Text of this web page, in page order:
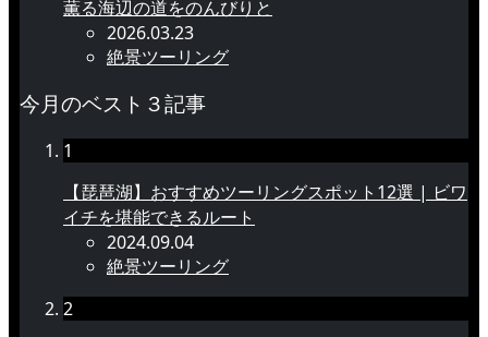
薫る海辺の道をのんびりと
2026.03.23
絶景ツーリング
今月のベスト３記事
1
【琵琶湖】おすすめツーリングスポット12選 | ビワ
イチを堪能できるルート
2024.09.04
絶景ツーリング
2